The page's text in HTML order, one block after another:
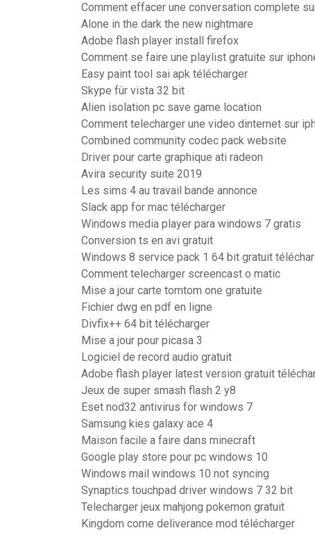
Comment effacer une conversation complete
Alone in the dark the new nightmare
Adobe flash player install firefox
Comment se faire une playlist gratuite sur
Easy paint tool sai apk télécharger
Skype für vista 32 bit
Alien isolation pc save game location
Comment telecharger une video dinternet sur
Combined community codec pack website
Driver pour carte graphique ati radeon
Avira security suite 2019
Les sims 4 au travail bande annonce
Slack app for mac télécharger
Windows media player para windows 7 gratis
Conversion ts en avi gratuit
Windows 8 service pack 1 64 bit gratuit
Comment telecharger screencast o matic
Mise a jour carte tomtom one gratuite
Fichier dwg en pdf en ligne
Divfix++ 64 bit télécharger
Mise a jour pour picasa 3
Logiciel de record audio gratuit
Adobe flash player latest version gratuit
Jeux de super smash flash 2 y8
Eset nod32 antivirus for windows 7
Samsung kies galaxy ace 4
Maison facile a faire dans minecraft
Google play store pour pc windows 10
Windows mail windows 10 not syncing
Synaptics touchpad driver windows 7 32 bit
Telecharger jeux mahjong pokemon gratuit
Kingdom come deliverance mod télécharger